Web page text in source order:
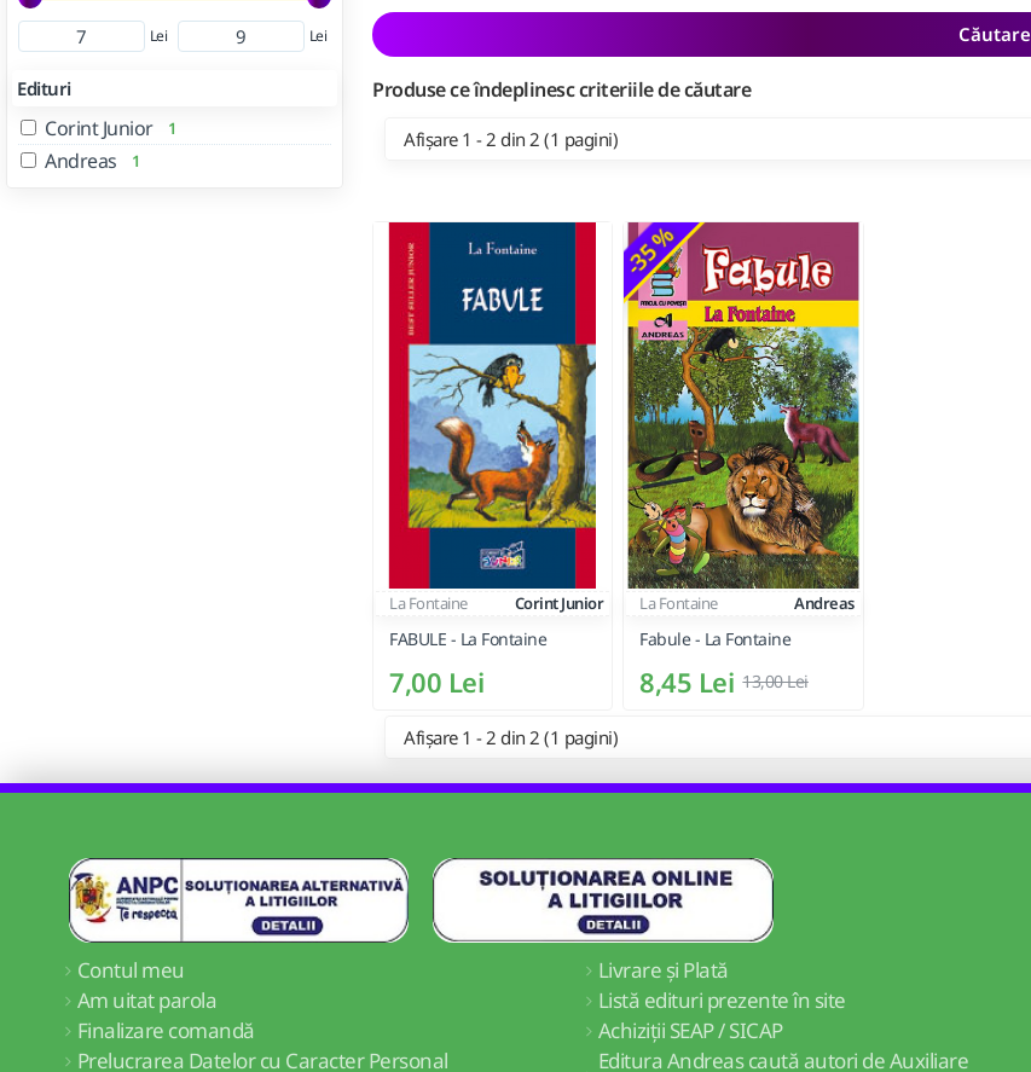
Lei Lei
Edituri
Corint Junior 1
Andreas 1
Căutare
Produse ce îndeplinesc criteriile de căutare
Afișare 1 - 2 din 2 (1 pagini)
La Fontaine Corint Junior
FABULE - La Fontaine
7,00 Lei
-35 %
La Fontaine Andreas
Fabule - La Fontaine
8,45 Lei 13,00 Lei
Afișare 1 - 2 din 2 (1 pagini)
Contul meu
Am uitat parola
Finalizare comandă
Prelucrarea Datelor cu Caracter Personal
Livrare și Plată
Listă edituri prezente în site
Achiziții SEAP / SICAP
Editura Andreas caută autori de Auxiliare